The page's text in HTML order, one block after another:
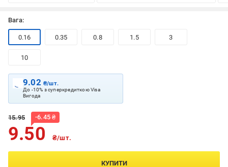
Вага:
0.16 0.35 0.8 1.5 3
10
9.02 ₴/шт.
До -10% з суперкредиткою Visa
Вигода
15.95 -6.45 ₴
9.50 ₴/шт.
КУПИТИ